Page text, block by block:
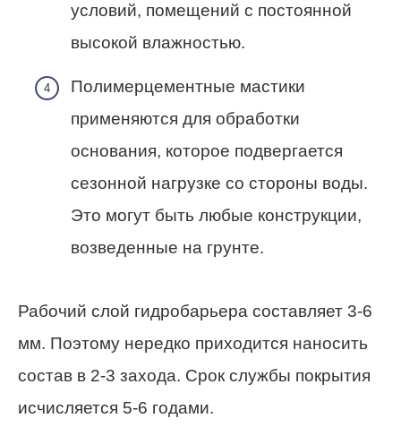
условий, помещений с постоянной
высокой влажностью.
Полимерцементные мастики
применяются для обработки
основания, которое подвергается
сезонной нагрузке со стороны воды.
Это могут быть любые конструкции,
возведенные на грунте.
Рабочий слой гидробарьера составляет 3-6
мм. Поэтому нередко приходится наносить
состав в 2-3 захода. Срок службы покрытия
исчисляется 5-6 годами.